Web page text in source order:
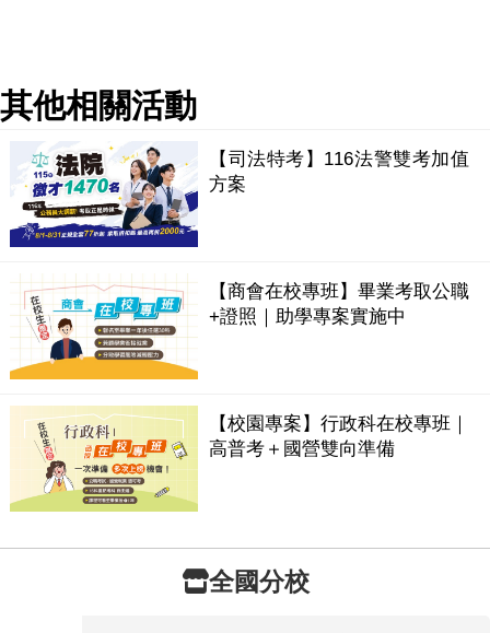
其他相關活動
【司法特考】116法警雙考加值
方案
【商會在校專班】畢業考取公職
+證照｜助學專案實施中
【校園專案】行政科在校專班｜
高普考＋國營雙向準備
全國分校